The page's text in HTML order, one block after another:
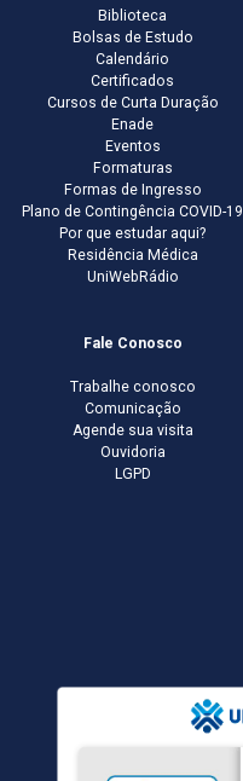
Biblioteca
Bolsas de Estudo
Calendário
Certificados
Cursos de Curta Duração
Enade
Eventos
Formaturas
Formas de Ingresso
Plano de Contingência COVID-19
Por que estudar aqui?
Residência Médica
UniWebRádio
Fale Conosco
Trabalhe conosco
Comunicação
Agende sua visita
Ouvidoria
LGPD